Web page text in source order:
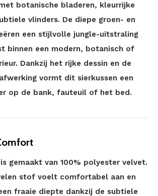
botanische bladeren, kleurrijke
vlinders. De diepe groen- en
een stijlvolle jungle-uitstraling
binnen een modern, botanisch of
Dankzij het rijke dessin en de
vormt dit sierkussen een
op de bank, fauteuil of het bed.
gemaakt van 100% polyester velvet.
stof voelt comfortabel aan en
fraaie diepte dankzij de subtiele